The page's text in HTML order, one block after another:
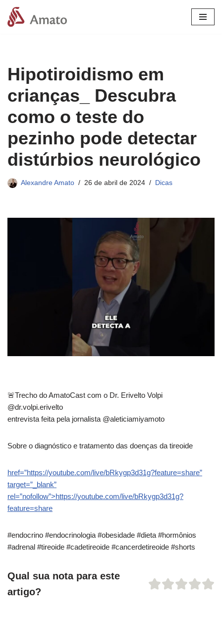
Pular
Hipotiroidismo em
crianças_ Descubra
como o teste do
pezinho pode detectar
distúrbios neurológico
Alexandre Amato 26 de abril de 2024 Dicas
🚨Trecho do AmatoCast com o Dr. Erivelto Volpi
@dr.volpi.erivelto
entrevista feita pela jornalista @aleticiamiyamoto
Sobre o diagnóstico e tratamento das doenças da tireoide
href=”https://youtube.com/live/bRkygp3d31g?feature=share”
target=”_blank”
rel=”nofollow”>https://youtube.com/live/bRkygp3d31g?
feature=share
#endocrino #endocrinologia #obesidade #dieta #hormônios
#adrenal #tireoide #cadetireoide #cancerdetireoide #shorts
Qual sua nota para este
artigo?